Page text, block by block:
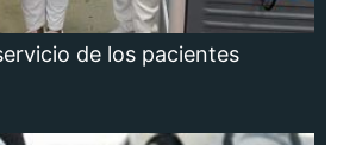
de los pacientes